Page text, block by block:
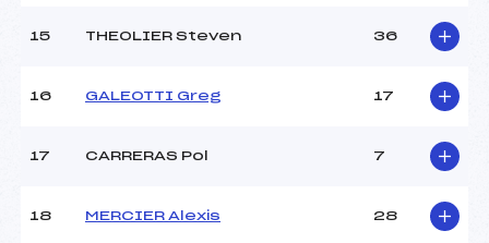
Température départ :
-6
25.5600
Catégorie :
15 THEOLIER Steven 36
16 GALEOTTI Greg 17
17 CARRERAS Pol 7
18 MERCIER Alexis 28